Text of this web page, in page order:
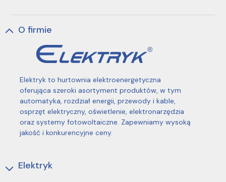
O firmie
Elektryk to hurtownia elektroenergetyczna
oferująca szeroki asortyment produktów, w tym
automatyka, rozdział energii, przewody i kable,
osprzęt elektryczny, oświetlenie, elektronarzędzia
oraz systemy fotowoltaiczne. Zapewniamy wysoką
jakość i konkurencyjne ceny.
Elektryk